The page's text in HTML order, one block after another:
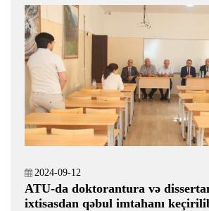
2024-09-12
ATU-da doktorantura və
ixtisasdan qəbul imtahanı